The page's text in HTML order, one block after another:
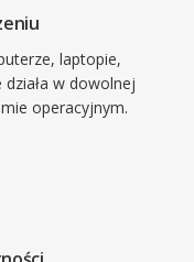
laptopie,
w dowolnej
operacyjnym.